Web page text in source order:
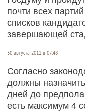
почти всех
списков
завершающей
30 августа 2011 в 07:48
Согласно
должны
дней до
есть максимум 4